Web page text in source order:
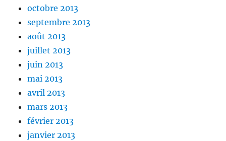
octobre 2013
septembre 2013
août 2013
juillet 2013
juin 2013
mai 2013
avril 2013
mars 2013
février 2013
janvier 2013